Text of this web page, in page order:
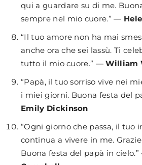
qui a guardare su di me.
sempre nel mio cuore.” —
“Il tuo amore non ha mai
anche ora che sei lassù. Ti
tutto il mio cuore.” —William
“Papà, il tuo sorriso vive nei
i miei giorni. Buona festa del
Emily Dickinson
“Ogni giorno che passa, il tuo
continua a vivere in me.
Buona festa del papà in